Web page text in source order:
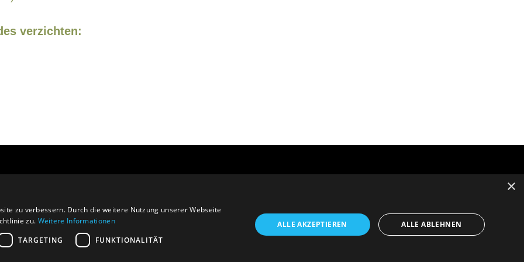
verzichten:
×
zu verbessern. Durch die weitere Nutzung unserer Webseite
zu. Weitere Informationen
TARGETING FUNKTIONALITÄT
ALLE AKZEPTIEREN ALLE ABLEHNEN